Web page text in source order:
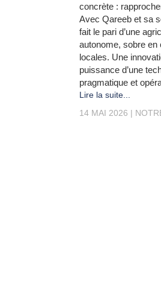
concrète :
Avec Qareeb et sa
fait le pari d’une
autonome, sobre en
locales. Une
puissance d’une
pragmatique et
Lire la suite...
14 MAI 2026